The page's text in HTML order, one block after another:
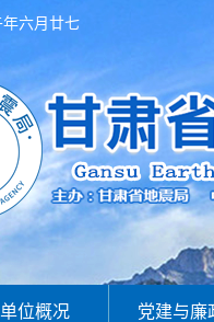
六月廿七
单位概况 党建与廉